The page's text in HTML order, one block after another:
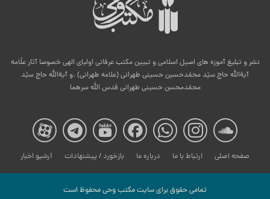
نشر و تبلیغ آموزه های اصیل اسلامی و تبیین مکتب عرفانی اولیای الهی خصوصا آثار علّامه
آیةالله حاج سیّد محمّدحسین حسینی طهرانی (علامه طهرانی) .و آیةالله حاج سیّد
محمّدمحسن حسینی طهرانی قدس الله سرهما
صفحه
مکتب
صفحه
مکتب
صفحه
مکتب
صفحه
مکتب
صفحه
مکتب
صفحه اصلی ارتباط با ما درباره ما بازخورد / پیشنهادات آرشیو اخبار
تمامی حقوق برای سایت مكتب وحی محفوظ است